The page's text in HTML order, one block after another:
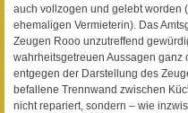
auch vollzogen und gelebt worden
ehemaligen Vermieterin). Das
Zeugen Rooo unzutreffend
wahrheitsgetreuen Aussagen
entgegen der Darstellung des
befallene Trennwand zwischen
nicht repariert, sondern – wie